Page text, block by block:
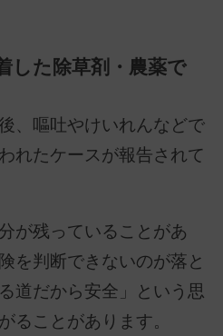
した除草剤・農薬で
、嘔吐やけいれんなどで
れたケースが報告されて
が残っていることがあ
を判断できないのが落と
道だから安全」という思
ることがあります。